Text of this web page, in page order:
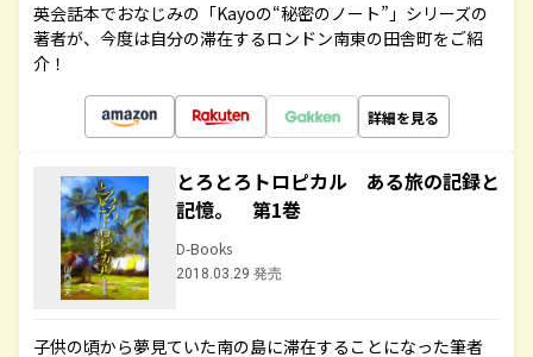
英会話本でおなじみの「Kayoの“秘密のノート”」シリーズの
著者が、今度は自分の滞在するロンドン南東の田舎町をご紹
介！
詳細を見る
とろとろトロピカル ある旅の記録と
記憶。 第1巻
D-Books
2018.03.29 発売
子供の頃から夢見ていた南の島に滞在することになった筆者